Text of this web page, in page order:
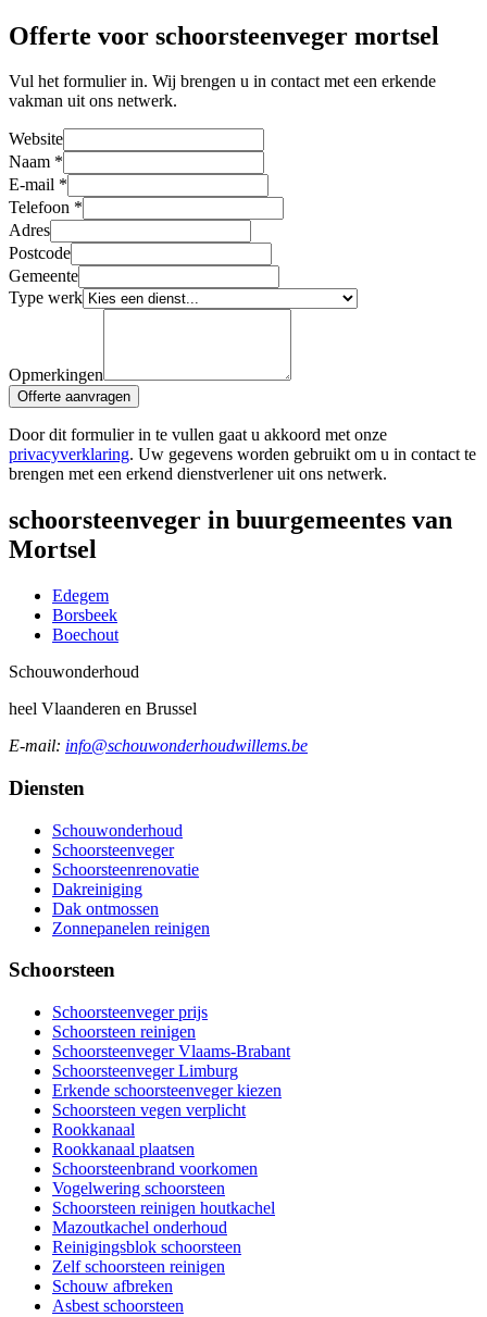
Offerte voor schoorsteenveger mortsel
Vul het formulier in. Wij brengen u in contact met een erkende
vakman uit ons netwerk.
Website
Naam *
E-mail *
Telefoon *
Adres
Postcode
Gemeente
Type werk
Opmerkingen
Offerte aanvragen
Door dit formulier in te vullen gaat u akkoord met onze
privacyverklaring. Uw gegevens worden gebruikt om u in contact te
brengen met een erkend dienstverlener uit ons netwerk.
schoorsteenveger in buurgemeentes van
Mortsel
Edegem
Borsbeek
Boechout
Schouwonderhoud
heel Vlaanderen en Brussel
E-mail: info@schouwonderhoudwillems.be
Diensten
Schouwonderhoud
Schoorsteenveger
Schoorsteenrenovatie
Dakreiniging
Dak ontmossen
Zonnepanelen reinigen
Schoorsteen
Schoorsteenveger prijs
Schoorsteen reinigen
Schoorsteenveger Vlaams-Brabant
Schoorsteenveger Limburg
Erkende schoorsteenveger kiezen
Schoorsteen vegen verplicht
Rookkanaal
Rookkanaal plaatsen
Schoorsteenbrand voorkomen
Vogelwering schoorsteen
Schoorsteen reinigen houtkachel
Mazoutkachel onderhoud
Reinigingsblok schoorsteen
Zelf schoorsteen reinigen
Schouw afbreken
Asbest schoorsteen